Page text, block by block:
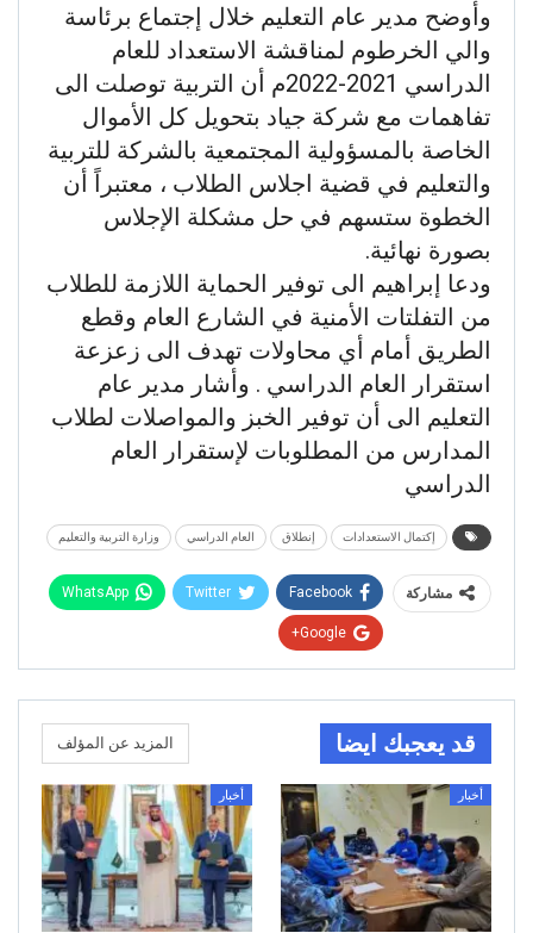
وأوضح مدير عام التعليم خلال إجتماع برئاسة
والي الخرطوم لمناقشة الاستعداد للعام
الدراسي 2021-2022م أن التربية توصلت الى
تفاهمات مع شركة جياد بتحويل كل الأموال
الخاصة بالمسؤولية المجتمعية بالشركة للتربية
والتعليم في قضية اجلاس الطلاب ، معتبراً أن
الخطوة ستسهم في حل مشكلة الإجلاس
بصورة نهائية.
ودعا إبراهيم الى توفير الحماية اللازمة للطلاب
من التفلتات الأمنية في الشارع العام وقطع
الطريق أمام أي محاولات تهدف الى زعزعة
استقرار العام الدراسي . وأشار مدير عام
التعليم الى أن توفير الخبز والمواصلات لطلاب
المدارس من المطلوبات لإستقرار العام
الدراسي
إكتمال الاستعدادات إنطلاق العام الدراسي وزارة التربية والتعليم
مشاركة Facebook
Twitter
WhatsApp
Google+
قد يعجبك ايضا المزيد عن المؤلف
أخبار أخبار